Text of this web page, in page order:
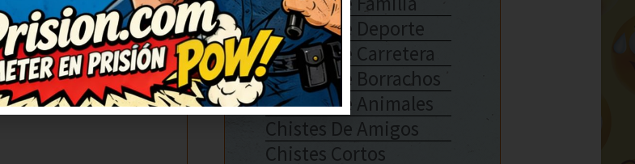
se pone a
recluta Bufón, 4
Chistes De Deporte
Chistes De Carretera
Chistes De Borrachos
Chistes De Animales
Chistes De Amigos
Chistes Cortos